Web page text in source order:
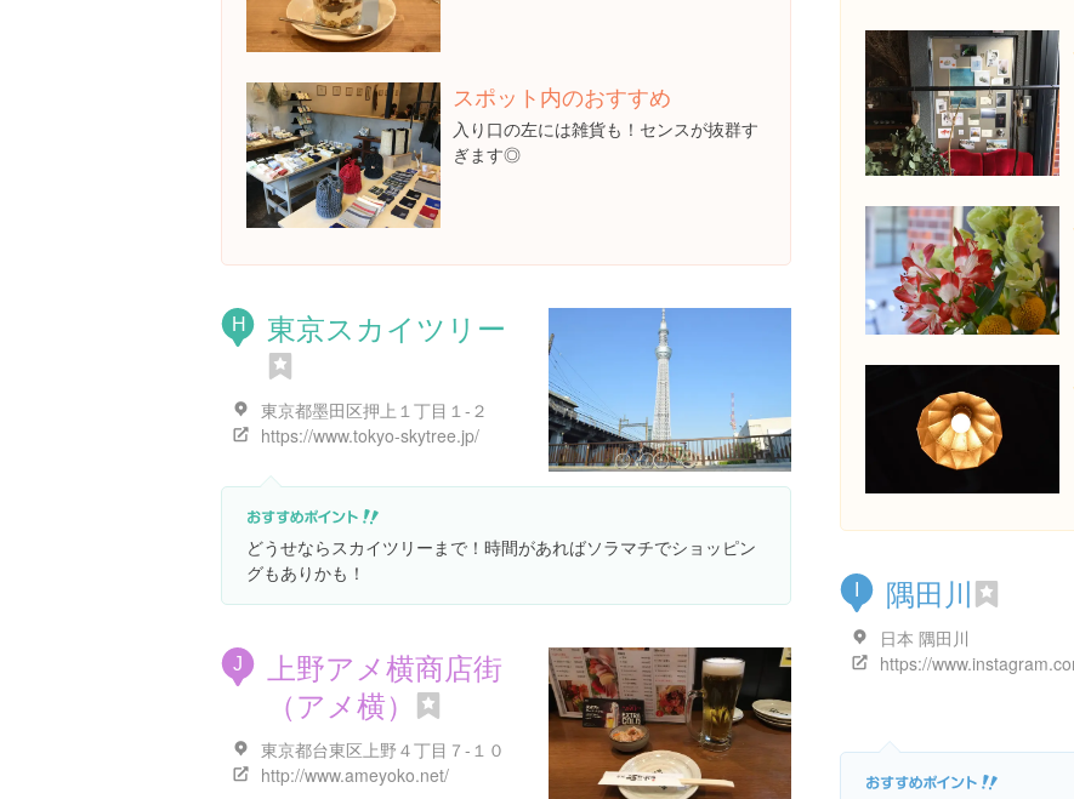
スポット内のおすすめ
入り口の左には雑貨も！センスが抜群す
ぎます◎
H 東京スカイツリー
東京都墨田区押上１丁目１-２
https://www.tokyo-skytree.jp/
どうせならスカイツリーまで！時間があればソラマチでショッピン
グもありかも！
隅田川
日本 隅田川
J
上野アメ横商店街
（アメ横）
東京都台東区上野４丁目７-１０
http://www.ameyoko.net/